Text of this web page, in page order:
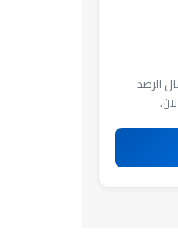
الرصد